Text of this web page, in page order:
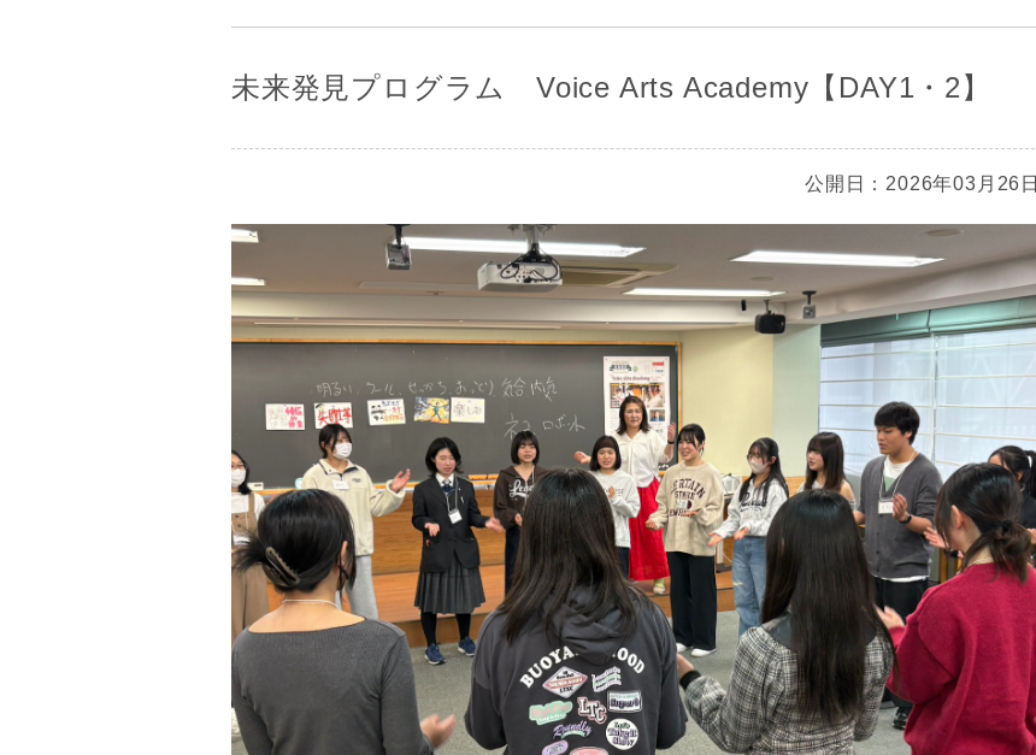
未来発見プログラム Voice Arts Academy【DAY1・2】
公開日：2026年03月26日